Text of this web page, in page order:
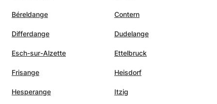
Béreldange Contern
Differdange Dudelange
Esch-sur-Alzette Ettelbruck
Frisange Heisdorf
Hesperange Itzig